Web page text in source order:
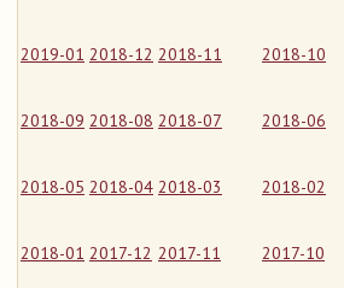
2019-01 2018-12 2018-11 2018-10
2018-09 2018-08 2018-07 2018-06
2018-05 2018-04 2018-03 2018-02
2018-01 2017-12 2017-11 2017-10